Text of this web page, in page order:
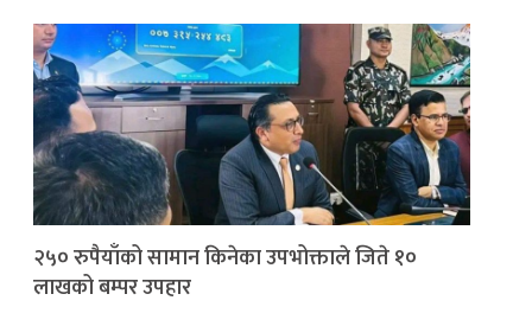
२५० रुपैयाँको सामान किनेका उपभोक्ताले जिते १०
लाखको बम्पर उपहार